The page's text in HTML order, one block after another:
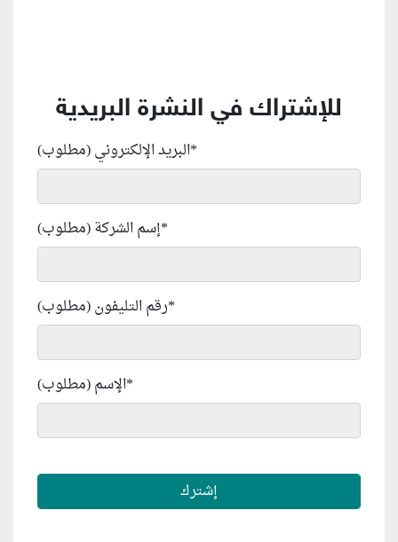
للإشتراك في النشرة البريدية
البريد الإلكتروني (مطلوب)*
إسم الشركة (مطلوب)*
رقم التليفون (مطلوب)*
الإسم (مطلوب)*